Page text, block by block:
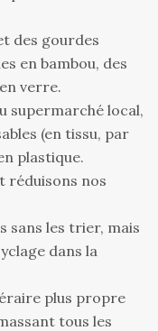
des gourdes
en bambou, des
verre.
supermarché local,
(en tissu, par
plastique.
réduisons nos
sans les trier, mais
dans la
plus propre
tous les